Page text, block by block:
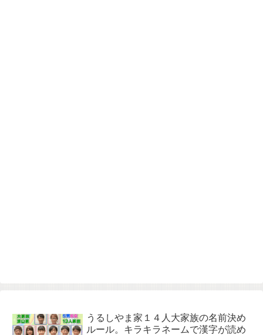
うるしやま家１４人大家族の名前決め
ルール。キラキラネームで漢字が読め